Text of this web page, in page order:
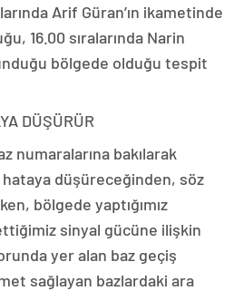
Arif Güran’ın ikametinde
16.00 sıralarında Narin
bölgede olduğu tespit
DÜŞÜRÜR
numaralarına bakılarak
hataya düşüreceğinden, söz
bölgede yaptığımız
sinyal gücüne ilişkin
yer alan baz geçiş
sağlayan bazlardaki ara